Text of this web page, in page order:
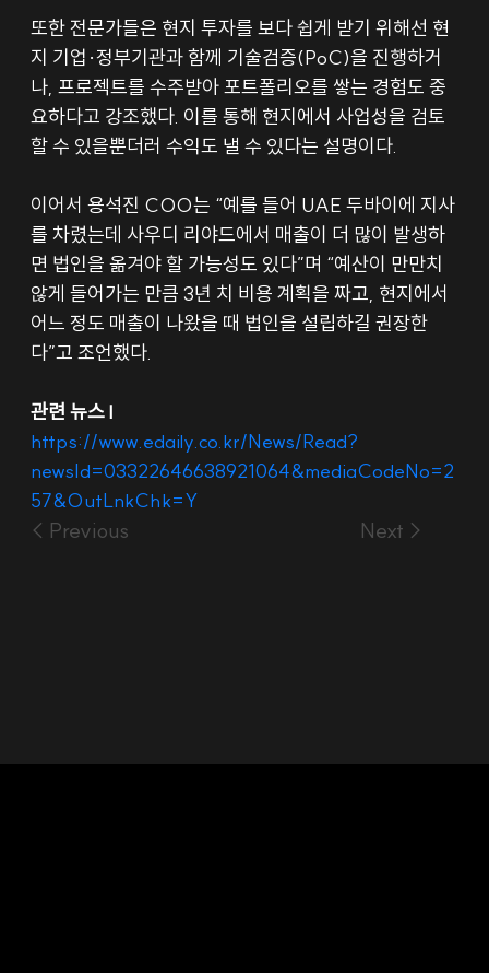
또한 전문가들은 현지 투자를 보다 쉽게 받기 위해선 현
지 기업·정부기관과 함께 기술검증(PoC)을 진행하거
나, 프로젝트를 수주받아 포트폴리오를 쌓는 경험도 중
요하다고 강조했다. 이를 통해 현지에서 사업성을 검토
할 수 있을뿐더러 수익도 낼 수 있다는 설명이다.
이어서 용석진 COO는 “예를 들어 UAE 두바이에 지사
를 차렸는데 사우디 리야드에서 매출이 더 많이 발생하
면 법인을 옮겨야 할 가능성도 있다”며 “예산이 만만치
않게 들어가는 만큼 3년 치 비용 계획을 짜고, 현지에서
어느 정도 매출이 나왔을 때 법인을 설립하길 권장한
다”고 조언했다.
관련 뉴스 l
https://www.edaily.co.kr/News/Read?
newsId=03322646638921064&mediaCodeNo=2
57&OutLnkChk=Y
< Previous Next >